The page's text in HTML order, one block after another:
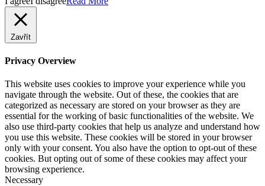
Zavřít
Privacy Overview
This website uses cookies to improve your experience while you
navigate through the website. Out of these, the cookies that are
categorized as necessary are stored on your browser as they are
essential for the working of basic functionalities of the website. We
also use third-party cookies that help us analyze and understand how
you use this website. These cookies will be stored in your browser
only with your consent. You also have the option to opt-out of these
cookies. But opting out of some of these cookies may affect your
browsing experience.
Necessary